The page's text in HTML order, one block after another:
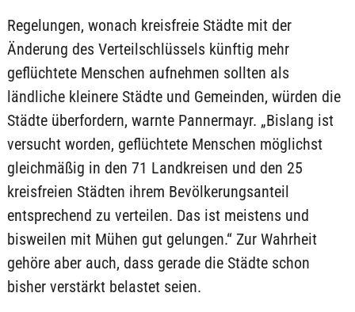
Regelungen, wonach kreisfreie Städte mit der
Änderung des Verteilschlüssels künftig mehr
geflüchtete Menschen aufnehmen sollten als
ländliche kleinere Städte und Gemeinden, würden die
Städte überfordern, warnte Pannermayr. „Bislang ist
versucht worden, geflüchtete Menschen möglichst
gleichmäßig in den 71 Landkreisen und den 25
kreisfreien Städten ihrem Bevölkerungsanteil
entsprechend zu verteilen. Das ist meistens und
bisweilen mit Mühen gut gelungen.“ Zur Wahrheit
gehöre aber auch, dass gerade die Städte schon
bisher verstärkt belastet seien.